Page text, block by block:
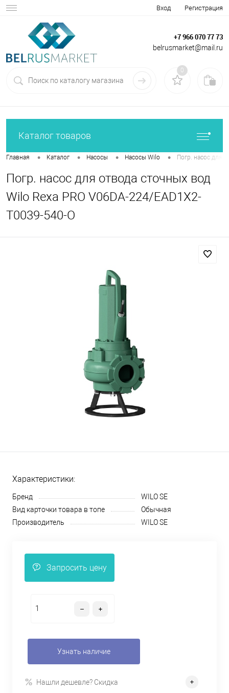
Вход Регистрация
+7 966 070 77 73
belrusmarket@mail.ru
0
Каталог товаров
Главная • Каталог • Насосы • Насосы Wilo • Погр. насос для
Погр. насос для отвода сточных вод
Wilo Rexa PRO V06DA-224/EAD1X2-
T0039-540-O
Характеристики:
Бренд
WILO SE
Вид карточки товара в топе
Обычная
Производитель
WILO SE
Запросить цену
Узнать наличие
Нашли дешевле? Скидка